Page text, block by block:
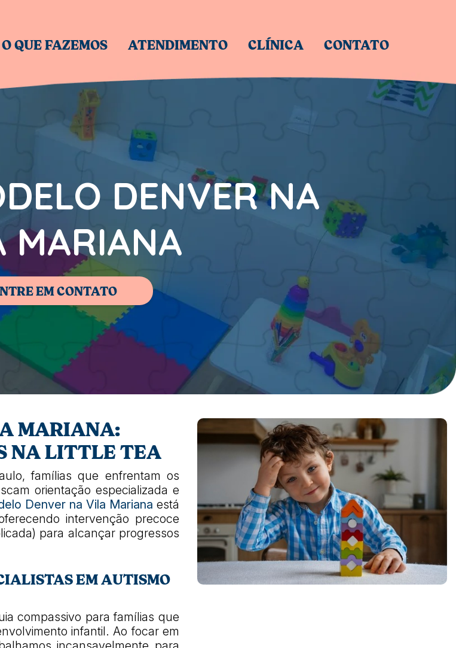
O QUE FAZEMOS ATENDIMENTO CLÍNICA CONTATO
DENVER NA
MARIANA
EM CONTATO
MARIANA:
NA LITTLE TEA
famílias que enfrentam os
orientação especializada e
Denver na Vila Mariana está
intervenção precoce
para alcançar progressos
EM AUTISMO
compassivo para famílias que
infantil. Ao focar em